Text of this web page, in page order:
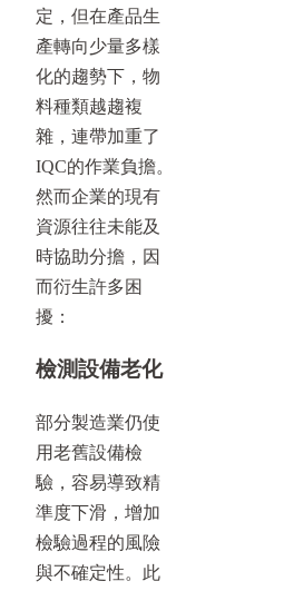
定，但在產品生
產轉向少量多樣
化的趨勢下，物
料種類越趨複
雜，連帶加重了
IQC的作業負擔。
然而企業的現有
資源往往未能及
時協助分擔，因
而衍生許多困
擾：
檢測設備老化
部分製造業仍使
用老舊設備檢
驗，容易導致精
準度下滑，增加
檢驗過程的風險
與不確定性。此